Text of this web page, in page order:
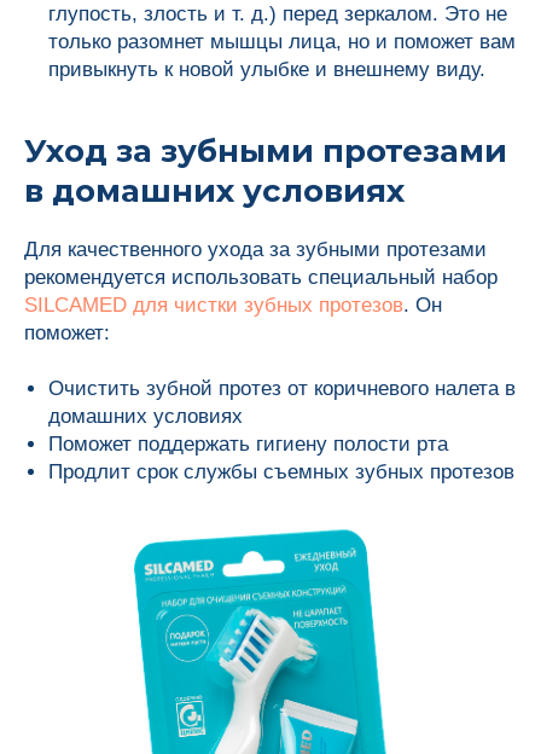
глупость, злость и т. д.) перед зеркалом. Это не
только разомнет мышцы лица, но и поможет вам
привыкнуть к новой улыбке и внешнему виду.
Уход за зубными протезами
в домашних условиях
Для качественного ухода за зубными протезами
рекомендуется использовать специальный набор
SILCAMED для чистки зубных протезов. Он
поможет:
Очистить зубной протез от коричневого налета в
домашних условиях
Поможет поддержать гигиену полости рта
Продлит срок службы съемных зубных протезов
Контрактное производство
Тел.: 8 (499) 704-00-67
Помогаем вместе
Наши новинки
Для детей
Для взрослых
Продукция
О нас
Блог
Контакты
Ответы на вопросы